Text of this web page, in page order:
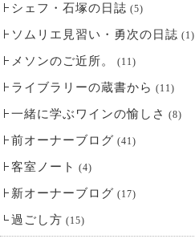
シェフ・石塚の日誌 (5)
ソムリエ見習い・勇次の日誌 (1)
メソンのご近所。 (11)
ライブラリーの蔵書から (11)
一緒に学ぶワインの愉しさ (8)
前オーナーブログ (41)
客室ノート (4)
新オーナーブログ (17)
過ごし方 (15)